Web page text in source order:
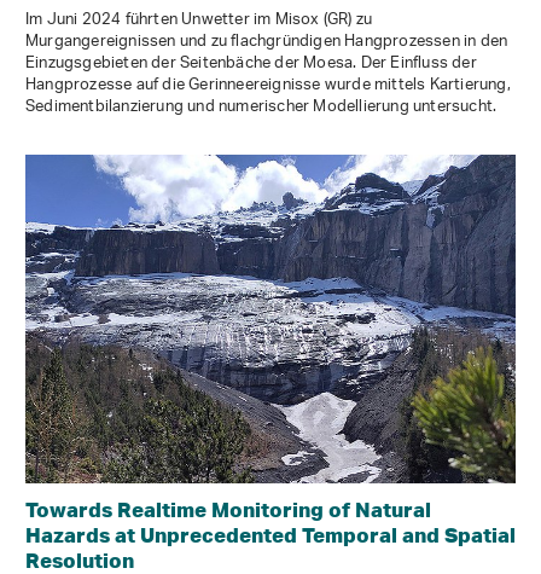
Im Juni 2024 führten Unwetter im Misox (GR) zu
Murgangereignissen und zu flachgründigen Hangprozessen in den
Einzugsgebieten der Seitenbäche der Moesa. Der Einfluss der
Hangprozesse auf die Gerinneereignisse wurde mittels Kartierung,
Sedimentbilanzierung und numerischer Modellierung untersucht.
Towards Realtime Monitoring of Natural
Hazards at Unprecedented Temporal and Spatial
Resolution